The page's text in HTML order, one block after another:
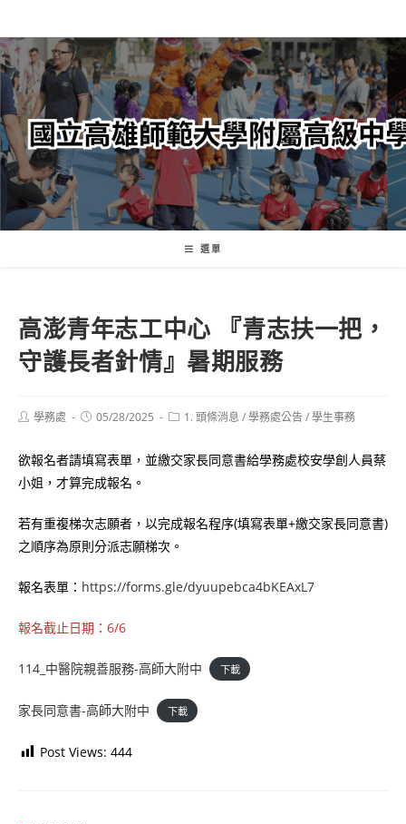
轉
至
主
內
容
選單
高澎青年志工中心 『青志扶一把，
守護長者針情』暑期服務
Post學務處
Post05/28/2025
Post1. 頭條消息 /學務處公告/學生事務
欲報名者請填寫表單，並繳交家長同意書給學務處校安學創人員蔡
小姐，才算完成報名。
若有重複梯次志願者，以完成報名程序(填寫表單+繳交家長同意書)
之順序為原則分派志願梯次。
報名表單： https://forms.gle/dyuupebca4bKEAxL7
報名截止日期：6/6
114_中醫院親善服務-高師大附中 下載
家長同意書-高師大附中 下載
Post Views: 444